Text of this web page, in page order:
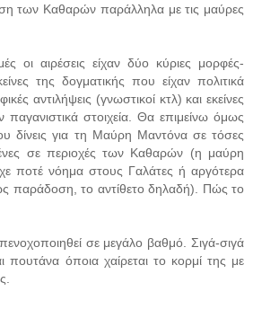
των Καθαρών παράλληλα με τις μαύρες
οι αιρέσεις είχαν δύο κύριες μορφές-
της δογματικής που είχαν πολιτικά
αντιλήψεις (γνωστικοί κτλ) και εκείνες
στοιχεία. Θα επιμείνω όμως
δίνεις για τη Μαύρη Μαντόνα σε τόσες
σε περιοχές των Καθαρών (η μαύρη
ποτέ νόημα στους Γαλάτες ή αργότερα
παράδοση, το αντίθετο δηλαδή). Πώς το
σε μεγάλο βαθμό. Σιγά-σιγά
πουτάνα όποια χαίρεται το κορμί της με